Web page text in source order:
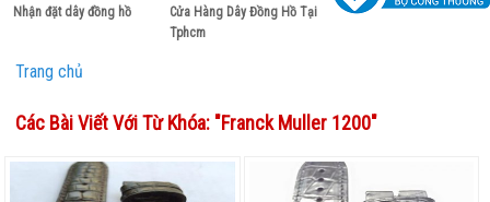
Nhận đặt dây đồng hồ
Cửa Hàng Dây Đồng Hồ Tại
Tphcm
Trang chủ
Các Bài Viết Với Từ Khóa: "Franck Muller 1200"